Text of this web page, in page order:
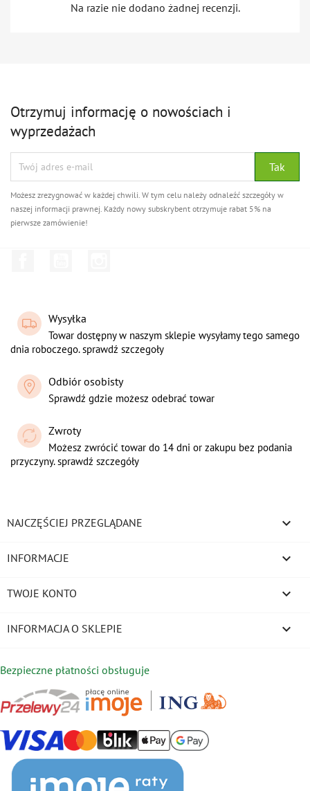
Na razie nie dodano żadnej recenzji.
Otrzymuj informację o nowościach i
wyprzedażach
Możesz zrezygnować w każdej chwili. W tym celu należy odnaleźć szczegóły w
naszej informacji prawnej. Każdy nowy subskrybent otrzymuje rabat 5% na
pierwsze zamówienie!
Wysyłka
Towar dostępny w naszym sklepie wysyłamy tego samego
dnia roboczego. sprawdź szczegoły
Odbiór osobisty
Sprawdź gdzie możesz odebrać towar
Zwroty
Możesz zwrócić towar do 14 dni or zakupu bez podania
przyczyny. sprawdź szczegóły
NAJCZĘŚCIEJ PRZEGLĄDANE 
INFORMACJE 
TWOJE KONTO 
INFORMACJA O SKLEPIE keyboard_arrow_down
Bezpieczne płatności obsługuje